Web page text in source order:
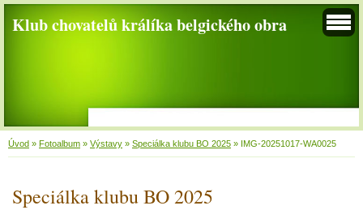
Klub chovatelů králíka belgického obra
Úvod » Fotoalbum » Výstavy » Speciálka klubu BO 2025 » IMG-20251017-WA0025
Speciálka klubu BO 2025